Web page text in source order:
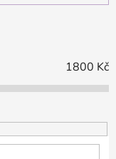
1800 Kč